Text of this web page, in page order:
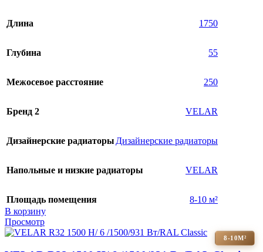
Длина 1750
Глубина 55
Межосевое расстояние 250
Бренд 2 VELAR
Дизайнерские радиаторы Дизайнерские радиаторы
Напольные и низкие радиаторы VELAR
Площадь помещения
8-10 м²
В корзину
Просмотр
8-10М²